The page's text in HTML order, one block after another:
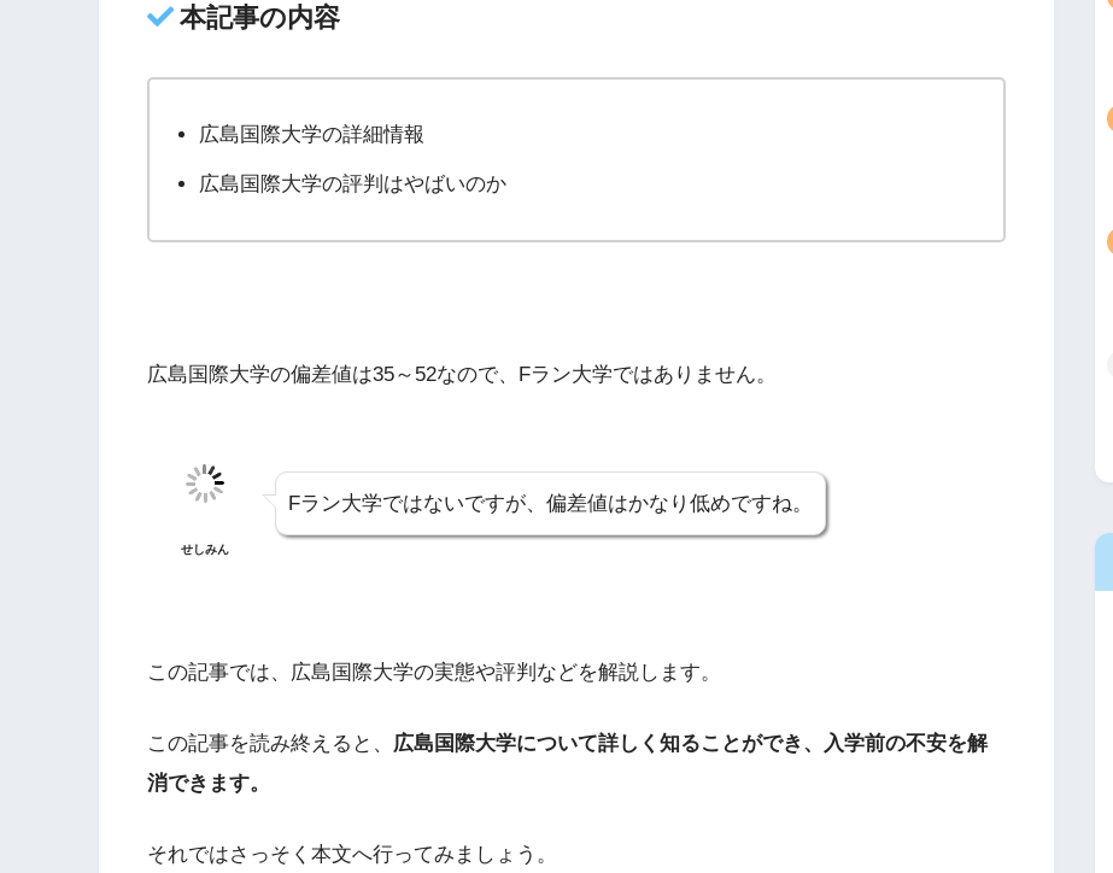
本記事の内容
広島国際大学の詳細情報
広島国際大学の評判はやばいのか
広島国際大学の偏差値は35～52なので、Fラン大学ではありません。
せしみん
Fラン大学ではないですが、偏差値はかなり低めですね。
この記事では、広島国際大学の実態や評判などを解説します。
この記事を読み終えると、 広島国際大学について詳しく知ることができ、入学前の不安を解
消できます。
それではさっそく本文へ行ってみましょう。